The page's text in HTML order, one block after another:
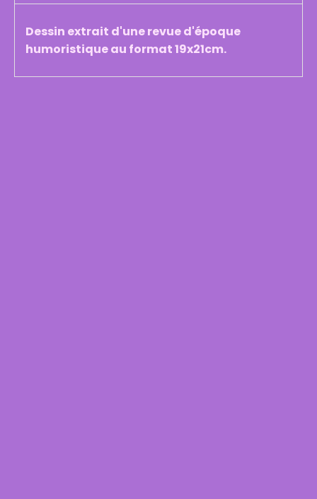
Dessin extrait d'une revue d'époque
humoristique au format 19x21cm.